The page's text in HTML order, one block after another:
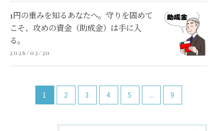
1円の重みを知るあなたへ。守りを固めて
こそ、攻めの資金（助成金）は手に入
る。
2026/02/20
1 2 3 4 5 ... 9